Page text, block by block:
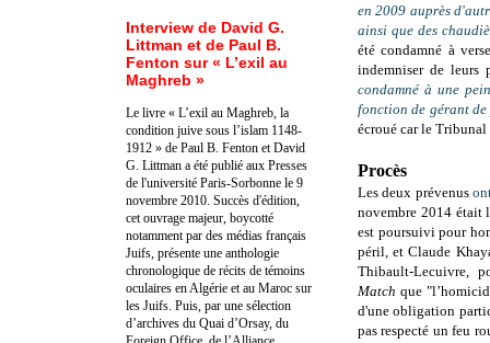
en 2009 auprès
ainsi que des
été condamné à
indemniser de
condamné à une
fonction de gérant
écroué car le
Procès
Lesdeux prévenus
novembre 2014 était
est poursuivi pour
péril, et Claude
Thibault-Lecuivre,
Match que
d'une obligation
pas respecté un feu
Interview de David G.
Littman et de Paul B.
Fenton sur « L’exil au
Maghreb »
Le livre « L’exil au Maghreb, la
condition juive sous l’islam 1148-
1912 » de Paul B. Fenton et David
G. Littman a été publié aux Presses
de l'université Paris-Sorbonne le 9
novembre 2010. Succès d'édition,
cet ouvrage majeur, boycotté
notamment par des médias français
Juifs, présente une anthologie
chronologique de récits de témoins
oculaires en Algérie et au Maroc sur
les Juifs. Puis, par une sélection
d’archives du Quai d’Orsay, du